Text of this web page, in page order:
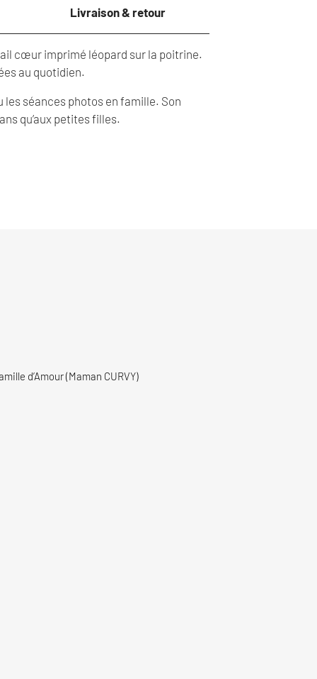
Livraison & retour
cœur imprimé léopard sur la poitrine.
au quotidien.
séances photos en famille. Son
qu’aux petites filles.